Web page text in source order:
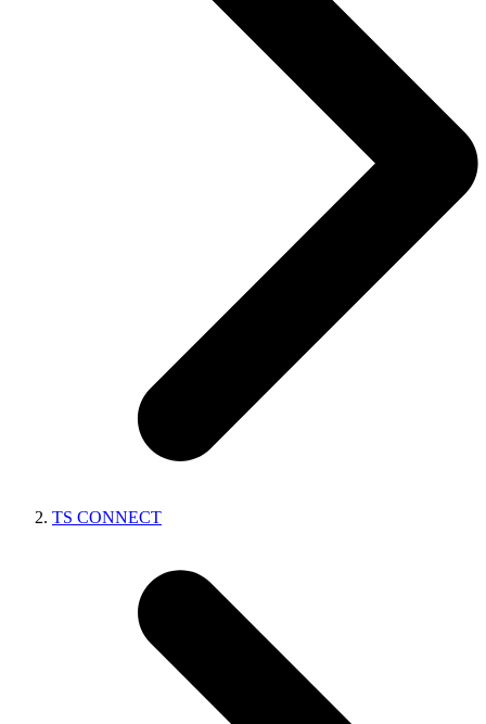
TS CONNECT